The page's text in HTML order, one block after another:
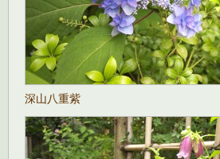
深山八重紫